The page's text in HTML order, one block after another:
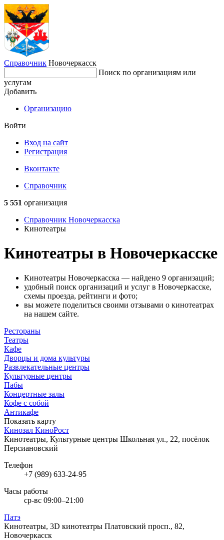
Справочник Новочеркасск
Поиск по организациям или
услугам
Добавить
Организацию
Войти
Вход на сайт
Регистрация
Вконтакте
Справочник
5 551 организация
Справочник Новочеркасска
Кинотеатры
Кинотеатры в Новочеркасске
Кинотеатры Новочеркасска — найдено 9 организаций;
удобный поиск организаций и услуг в Новочеркасске,
схемы проезда, рейтинги и фото;
вы можете поделиться своими отзывами о кинотеатрах
на нашем сайте.
Рестораны
Театры
Кафе
Дворцы и дома культуры
Развлекательные центры
Культурные центры
Пабы
Концертные залы
Кофе с собой
Антикафе
Показать карту
Кинозал КиноРост
Кинотеатры, Культурные центры Школьная ул., 22, посёлок
Персиановский
Телефон
+7 (989) 633-24-95
Часы работы
ср-вс 09:00–21:00
Патэ
Кинотеатры, 3D кинотеатры Платовский просп., 82,
Новочеркасск